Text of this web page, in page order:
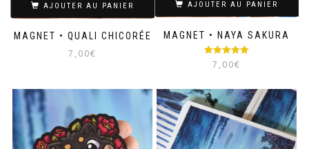
sur
la
du
produit
MAGNET • QUALI CHICORÉE
7,00€
AJOUTER AU PANIER
MAGNET • NAYA SAKURA
Note 5.00
sur 5
7,00€
AJOUTER AU PANIER